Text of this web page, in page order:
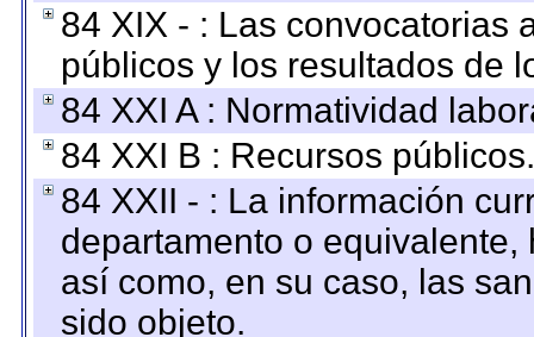
84 XIX - : Las convocatorias
públicos y los resultados de
84 XXI A : Normatividad
84 XXI B : Recursos públicos.
84 XXII - : La información
departamento o
así como, en su caso, las
sido objeto.